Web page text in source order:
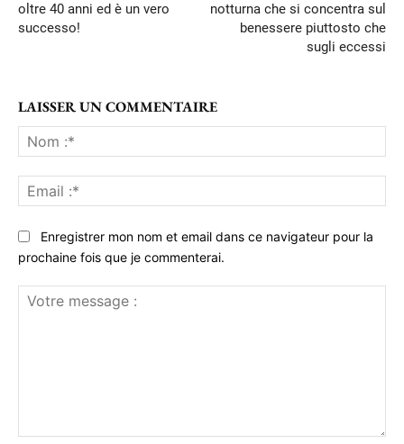
oltre 40 anni ed è un vero
successo!
notturna che si concentra sul
benessere piuttosto che
sugli eccessi
LAISSER UN COMMENTAIRE
:*
:*
Enregistrer mon nom et email dans ce navigateur pour la
prochaine fois que je commenterai.